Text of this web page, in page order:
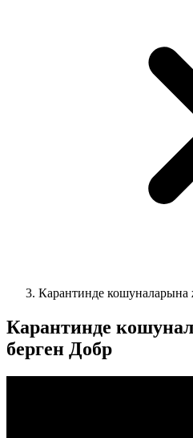
Карантинде кошуналарына
Карантинде
берген Добр